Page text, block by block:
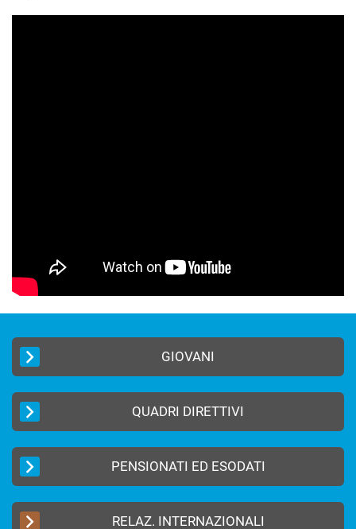
GIOVANI
QUADRI DIRETTIVI
PENSIONATI ED ESODATI
RELAZ. INTERNAZIONALI